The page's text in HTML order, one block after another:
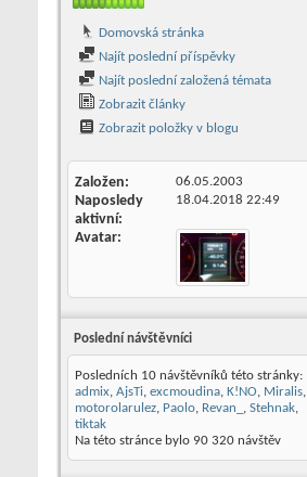
Domovská stránka
Najít poslední příspěvky
Najít poslední založená témata
Zobrazit články
Zobrazit položky v blogu
Založen 06.05.2003
Naposledy
aktivní
18.04.2018 22:49
Avatar
Poslední návštěvníci
Posledních 10 návštěvníků této stránky:
admix, AjsTi, excmoudina, K!NO, Miralis,
motorolarulez, Paolo, Revan_ , Stehnak,
tiktak
Na této stránce bylo 90 320 návštěv